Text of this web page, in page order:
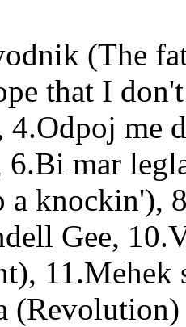
(The
that I
me
6.Bi mar
a knockin'),
Gee,
11.Mehek
(Revolution)